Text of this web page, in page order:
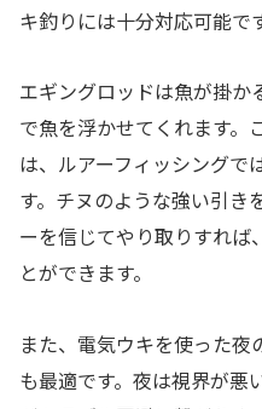
キ釣りには十分対応可能で
エギングロッドは魚が掛か
で魚を浮かせてくれます。
は、ルアーフィッシングで
す。チヌのような強い引き
ーを信じてやり取りすれば
とができます。
また、電気ウキを使った
も最適です。夜は視界が悪